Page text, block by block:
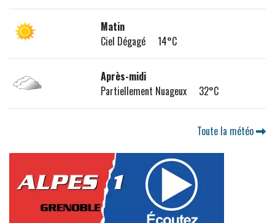
Matin
Ciel Dégagé 14°C
Après-midi
Partiellement Nuageux 32°C
Toute la météo